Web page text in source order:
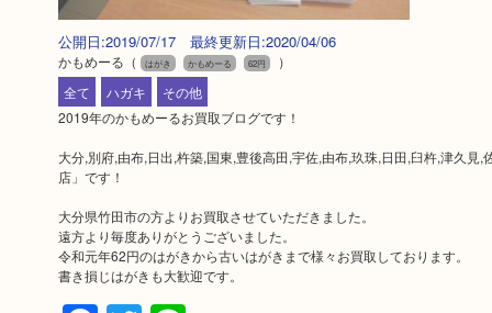
公開日:2019/07/17 最終更新日:2020/04/06
かもめーる （ はがき かもめーる 62円
）
全て
ハガキ
その他
2019年のかもめーるお買取ブログです！
大分,別府,由布,日出,杵築,国東,豊後高田,宇佐,由布,玖珠,日田,臼杵,津久
店」です！
大分県竹田市の方よりお買取させていただきました。
遠方より毎度ありがとうございました。
令和元年62円のはがきから古いはがきまで様々お買取しております。
書き損じはがきも大歓迎です。